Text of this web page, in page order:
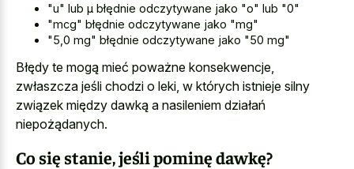
"u" lub μ błędnie odczytywane jako "o" lub "0"
"mcg" błędnie odczytywane jako "mg"
"5,0 mg" błędnie odczytywane jako "50 mg"
Błędy te mogą mieć poważne konsekwencje,
zwłaszcza jeśli chodzi o leki, w których istnieje silny
związek między dawką a nasileniem działań
niepożądanych.
Co się stanie, jeśli pominę dawkę?